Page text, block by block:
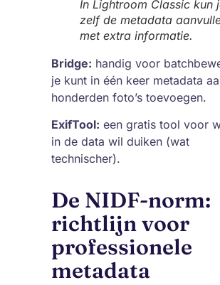
In Lightroom Classic kun
zelf de metadata
met extra informatie.
Bridge: handig voor
je kunt in één keer metadata
honderden foto’s toevoegen.
ExifTool: een gratis tool voor
in de data wil duiken (wat
technischer).
De NIDF-norm:
richtlijn voor
professionele
metadata